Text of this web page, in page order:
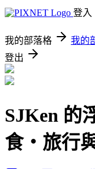
登入
我的部落格 我的
登出
SJKen 的
食‧旅行